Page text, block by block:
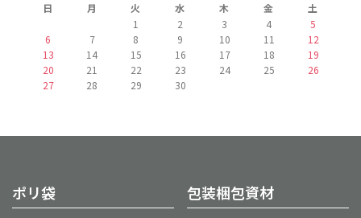
日 月 火 水 木 金
土
1
2 3 4
5
6
7 8 9 10 11
12
13
14 15 16 17 18
19
20
21 22 23 24 25
26
27
28 29 30
ポリ袋 包装梱包資材